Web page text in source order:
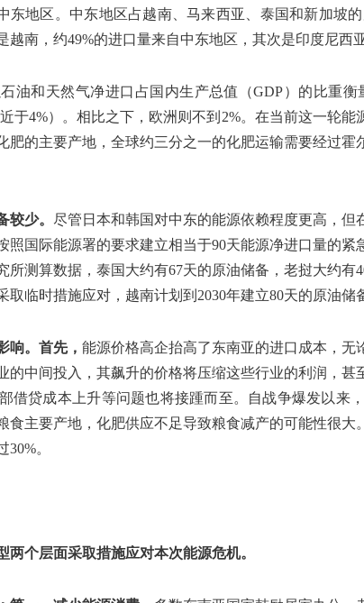
东地区。中东地区占越南、马来西亚、泰国和新加坡
南，约49%的进口量来自中东地区，其次是印度尼西
油和天然气净进口占国内生产总值（GDP）的比重
于4%）。相比之下，欧洲则不到2%。在当前这一轮
肥的主要产地，全球约三分之一的化肥运输需要经过霍
较少。 尽管日本和韩国对中东的能源依赖程度更高，
照国际能源署的要求建立相当于90天能源净进口量的
所测算数据，泰国大约有67天的原油储备，老挝大约
临时措施应对，越南计划到2030年建立80天的原油储
响。 首先， 能源价格高企抬高了东南亚的进口成本，无
的中间投入，其飙升的价格将压缩这些行业的利润，甚
借贷成本上升等问题也将接踵而至。自战争爆发以来
食主要产地，化肥供应不足导致粮食减产的可能性很
。
个层面采取措施应对本次能源危机。